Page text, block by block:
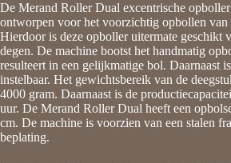
De Merand Roller Dual excentrische opboller
ontworpen voor het voorzichtig opbollen van
Hierdoor is deze opboller uitermate geschikt
degen. De machine bootst het handmatig
resulteert in een gelijkmatige bol. Daarnaast
instelbaar. Het gewichtsbereik van de
4000 gram. Daarnaast is de
uur. De Merand Roller Dual heeft een
cm. De machine is voorzien van een stalen
beplating.